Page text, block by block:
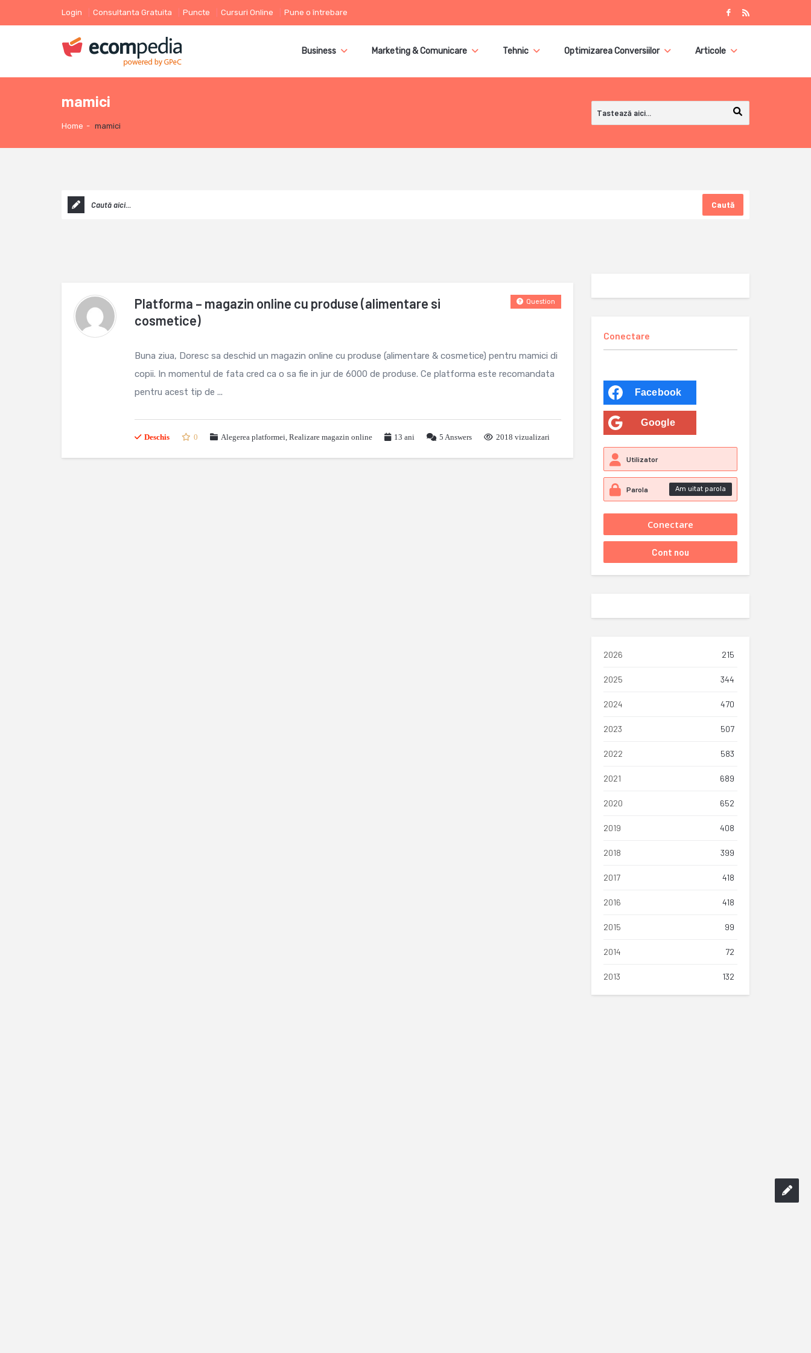
Login Consultanta Gratuita Puncte Cursuri Online Pune o întrebare
Business Marketing & Comunicare Tehnic Optimizarea Conversiilor Articole
mamici
Home - mamici
Caută
Platforma – magazin online cu produse (alimentare si
cosmetice)
Question
Buna ziua, Doresc sa deschid un magazin online cu produse (alimentare & cosmetice) pentru mamici di
copii. In momentul de fata cred ca o sa fie in jur de 6000 de produse. Ce platforma este recomandata
pentru acest tip de ...
Deschis 0 Alegerea platformei, Realizare magazin online 13 ani 5 Answers 2018 vizualizari
Conectare
Facebook
Google
Am uitat parola
2026 215
2025 344
2024 470
2023 507
2022 583
2021 689
2020 652
2019 408
2018 399
2017 418
2016 418
2015 99
2014 72
2013 132